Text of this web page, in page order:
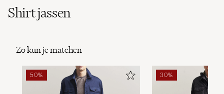
Shirt jassen
Zo kun je matchen
50% 30%